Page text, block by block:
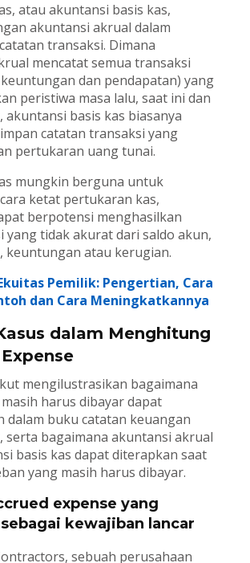
atau akuntansi basis kas,
akuntansi akrual dalam
transaksi. Dimana
mencatat semua transaksi
dan pendapatan) yang
peristiwa masa lalu, saat ini dan
akuntansi basis kas biasanya
catatan transaksi yang
pertukaran uang tunai.
mungkin berguna untuk
ketat pertukaran kas,
berpotensi menghasilkan
yang tidak akurat dari saldo akun,
keuntungan atau kerugian.
Pemilik: Pengertian, Cara
dan Cara Meningkatkannya
dalam Menghitung
mengilustrasikan bagaimana
harus dibayar dapat
dalam buku catatan keuangan
serta bagaimana akuntansi akrual
basis kas dapat diterapkan saat
yang masih harus dibayar.
expense yang
kewajiban lancar
sebuah perusahaan